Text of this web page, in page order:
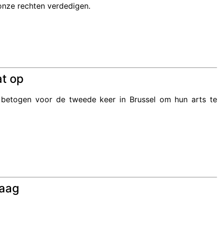
rechten verdedigen.
op
voor de tweede keer in Brussel om hun arts te